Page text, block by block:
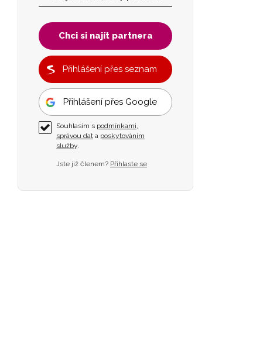
Chci si najít partnera
Přihlášení přes seznam
Přihlášení přes Google
Souhlasím s podmínkami,
správou dat a poskytováním
služby.
Jste již členem? Přihlaste se